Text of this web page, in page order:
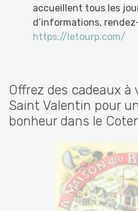
accueillent tous les
d’informations,
https://letourp.com/
Offrez des cadeaux
Saint Valentin pour
bonheur dans le